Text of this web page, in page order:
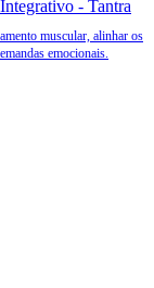
- Tantra
muscular, alinhar os
emocionais.